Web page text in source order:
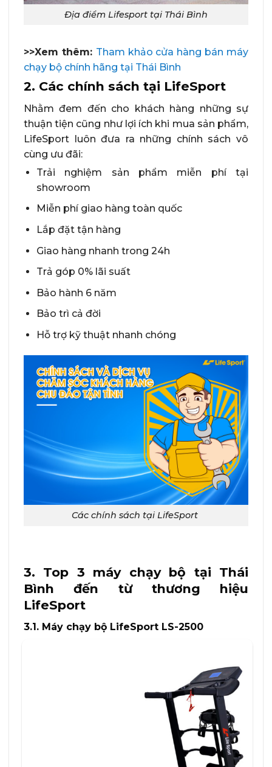
Địa điểm Lifesport tại Thái Bình
>>Xem thêm: Tham khảo cửa hàng bán máy
chạy bộ chính hãng tại Thái Bình
2. Các chính sách tại LifeSport
Nhằm đem đến cho khách hàng những sự
thuận tiện cũng như lợi ích khi mua sản phẩm,
LifeSport luôn đưa ra những chính sách vô
cùng ưu đãi:
Trải nghiệm sản phẩm miễn phí tại
showroom
Miễn phí giao hàng toàn quốc
Lắp đặt tận hàng
Giao hàng nhanh trong 24h
Trả góp 0% lãi suất
Bảo hành 6 năm
Bảo trì cả đời
Hỗ trợ kỹ thuật nhanh chóng
Các chính sách tại LifeSport
3. Top 3 máy chạy bộ tại Thái
Bình đến từ thương hiệu
LifeSport
3.1. Máy chạy bộ LifeSport LS-2500